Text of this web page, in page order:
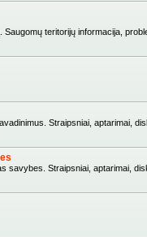
teritorijų informacija,
Straipsniai, aptarimai,
savybes. Straipsniai, aptarimai,